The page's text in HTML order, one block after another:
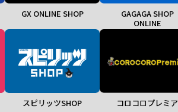
GX ONLINE SHOP
GAGAGA SHOP
ONLINE
スピリッツSHOP コロコロプレミア